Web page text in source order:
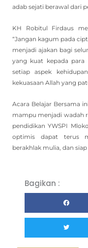
adab sejati berawal dari
KH Robitul Firdaus
“Jangan kagum pada
menjadi ajakan bagi
yang kuat kepada para
setiap aspek
kekuasaan Allah yang
Acara Belajar Bersama
mampu menjadi wadah
pendidikan YWSPI
optimis dapat terus
berakhlak mulia, dan
Bagikan :